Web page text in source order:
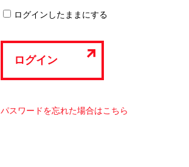
ログインしたままにする
ログイン
パスワードを忘れた場合はこちら